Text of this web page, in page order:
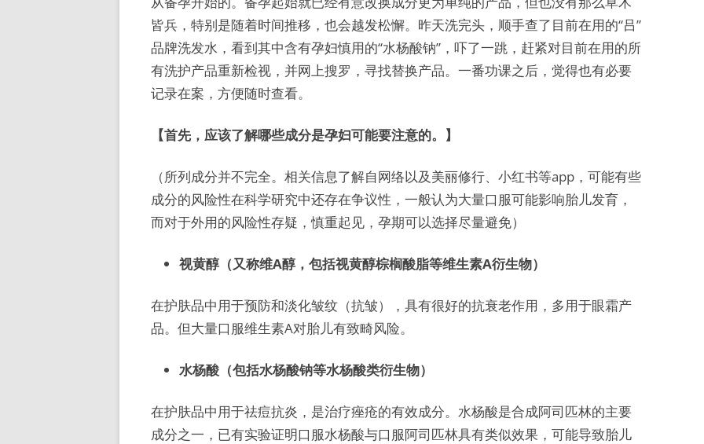
皆兵，特别是随着时间推移，也会越发松懈。昨天洗完头，顺手查了目前在用的“吕”
品牌洗发水，看到其中含有孕妇慎用的“水杨酸钠”，吓了一跳，赶紧对目前在用的所
有洗护产品重新检视，并网上搜罗，寻找替换产品。一番功课之后，觉得也有必要
记录在案，方便随时查看。
【首先，应该了解哪些成分是孕妇可能要注意的。】
（所列成分并不完全。相关信息了解自网络以及美丽修行、小红书等app，可能有些
成分的风险性在科学研究中还存在争议性，一般认为大量口服可能影响胎儿发育，
而对于外用的风险性存疑，慎重起见，孕期可以选择尽量避免）
视黄醇（又称维A醇，包括视黄醇棕榈酸脂等维生素A衍生物）
在护肤品中用于预防和淡化皱纹（抗皱），具有很好的抗衰老作用，多用于眼霜产
品。但大量口服维生素A对胎儿有致畸风险。
水杨酸（包括水杨酸钠等水杨酸类衍生物）
在护肤品中用于祛痘抗炎，是治疗痤疮的有效成分。水杨酸是合成阿司匹林的主要
成分之一，已有实验证明口服水杨酸与口服阿司匹林具有类似效果，可能导致胎儿